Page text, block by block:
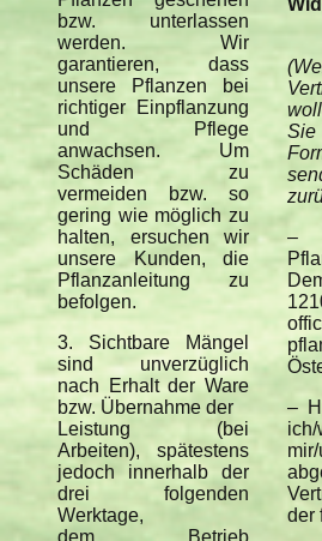
bzw. unterlassen
werden. Wir
garantieren, dass
unsere Pflanzen bei
richtiger Einpflanzung
und Pflege
anwachsen. Um
Schäden zu
vermeiden bzw. so
gering wie möglich zu
halten, ersuchen wir
unsere Kunden, die
Pflanzanleitung zu
befolgen.
3. Sichtbare Mängel
sind unverzüglich
nach Erhalt der Ware
bzw. Übernahme der
Leistung (bei
Arbeiten), spätestens
jedoch innerhalb der
drei folgenden
Werktage,
dem Betrieb
–
–
der